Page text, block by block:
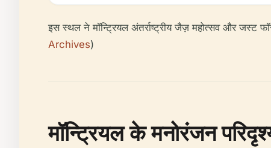
इस स्थल ने मॉन्ट्रियल अंतर्राष्ट्रीय जैज़ महोत्सव और जस्ट
Archives)
मॉन्ट्रियल के मनोरंजन